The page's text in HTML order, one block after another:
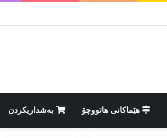
هێماکانى هاتووچۆ بەشداریکردن